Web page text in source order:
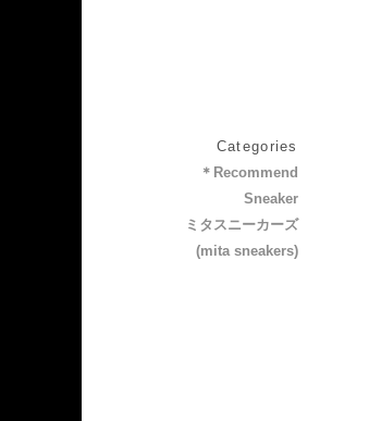
Categories
＊Recommend
Sneaker
ミタスニーカーズ
(mita sneakers)